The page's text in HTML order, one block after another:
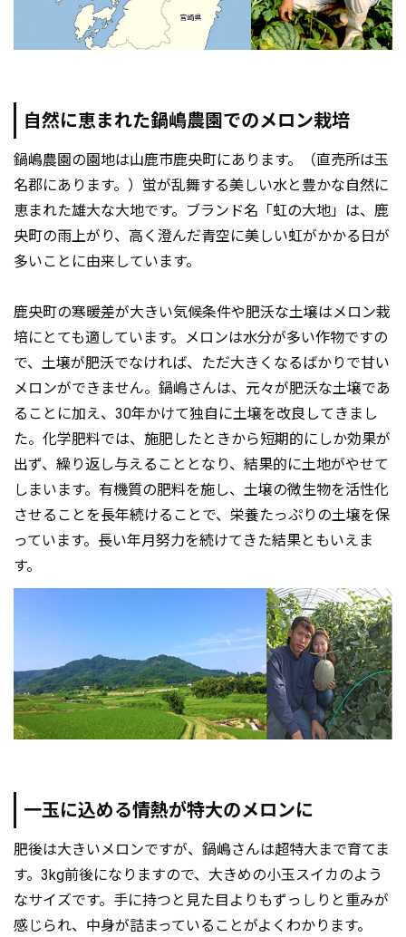
自然に恵まれた鍋嶋農園でのメロン栽培
鍋嶋農園の園地は山鹿市鹿央町にあります。（直売所は玉
名郡にあります。）蛍が乱舞する美しい水と豊かな自然に
恵まれた雄大な大地です。ブランド名「虹の大地」は、鹿
央町の雨上がり、高く澄んだ青空に美しい虹がかかる日が
多いことに由来しています。
鹿央町の寒暖差が大きい気候条件や肥沃な土壌はメロン栽
培にとても適しています。メロンは水分が多い作物ですの
で、土壌が肥沃でなければ、ただ大きくなるばかりで甘い
メロンができません。鍋嶋さんは、元々が肥沃な土壌であ
ることに加え、30年かけて独自に土壌を改良してきまし
た。化学肥料では、施肥したときから短期的にしか効果が
出ず、繰り返し与えることとなり、結果的に土地がやせて
しまいます。有機質の肥料を施し、土壌の微生物を活性化
させることを長年続けることで、栄養たっぷりの土壌を保
っています。長い年月努力を続けてきた結果ともいえま
す。
一玉に込める情熱が特大のメロンに
肥後は大きいメロンですが、鍋嶋さんは超特大まで育てま
す。3kg前後になりますので、大きめの小玉スイカのよう
なサイズです。手に持つと見た目よりもずっしりと重みが
感じられ、中身が詰まっていることがよくわかります。